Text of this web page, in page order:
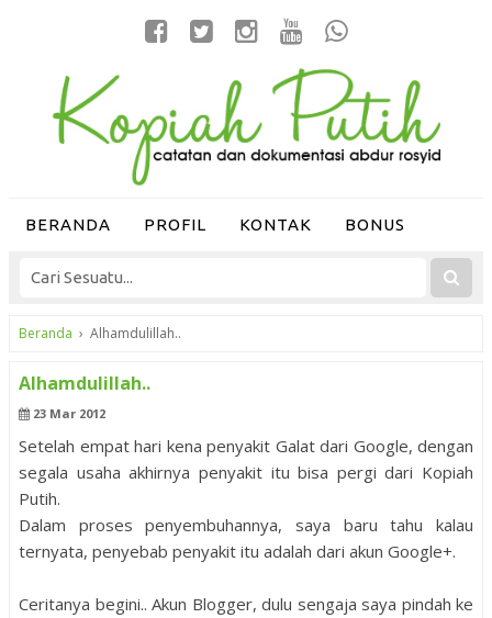
BERANDA PROFIL KONTAK BONUS
Beranda › Alhamdulillah..
Alhamdulillah..
23 Mar 2012
Setelah empat hari kena penyakit Galat dari Google, dengan
segala usaha akhirnya penyakit itu bisa pergi dari Kopiah
Putih.
Dalam proses penyembuhannya, saya baru tahu kalau
ternyata, penyebab penyakit itu adalah dari akun Google+.
Ceritanya begini.. Akun Blogger, dulu sengaja saya pindah ke